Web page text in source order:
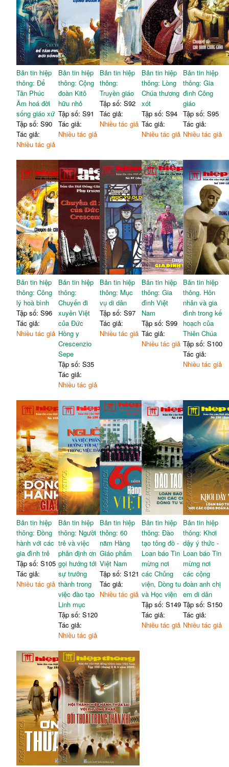
Bản tin hiệp
thông: Để
Tân Phúc
Âm hoá đời
sống giáo xứ
Tập số: S90
Tác giả:
Nhiều tác giả
Bản tin hiệp
thông: Cộng
đoàn Kitô
hữu nhỏ
Tập số: S91
Tác giả:
Nhiều tác giả
Bản tin hiệp
thông:
Truyền giáo
Tập số: S92
Tác giả:
Nhiều tác giả
Bản tin hiệp
thông: Lòng
Chúa thương
xót
Tập số: S94
Tác giả:
Nhiều tác giả
Bản tin hiệp
thông: Gia
đình Công
giáo
Tập số: S95
Tác giả:
Nhiều tác giả
Bản tin hiệp
thông: Công
lý hoà bình
Tập số: S96
Tác giả:
Nhiều tác giả
Bản tin hiệp
thông:
Chuyến đi
xuyên Việt
của Đức
Hồng y
Crescenzio
Sepe
Tập số: S35
Tác giả:
Nhiều tác giả
Bản tin hiệp
thông: Mục
vụ di dân
Tập số: S97
Tác giả:
Nhiều tác giả
Bản tin hiệp
thông: Gia
đình Việt
Nam
Tập số: S99
Tác giả:
Nhiều tác giả
Bản tin hiệp
thông. Hôn
nhân và gia
đình trong kế
hoạch của
Thiên Chúa
Tập số: S100
Tác giả:
Nhiều tác giả
Bản tin hiệp
thông: Đồng
hành với các
gia đình trẻ
Tập số: S105
Tác giả:
Nhiều tác giả
Bản tin hiệp
thông: Người
trẻ và việc
phân định ơn
gọi hướng tới
sự trưởng
thành trong
việc đào tạo
Linh mục
Tập số: S120
Tác giả:
Nhiều tác giả
Bản tin hiệp
thông: 60
năm Hàng
Giáo phẩm
Việt Nam
Tập số: S121
Tác giả:
Nhiều tác giả
Bản tin hiệp
thông: Đào
tạo tông đồ -
Loan báo Tin
mừng nơi
các Chủng
viện, Dòng tu
và Học viện
Tập số: S149
Tác giả:
Nhiều tác giả
Bản tin hiệp
thông: Khơi
dậy ý thức -
Loan báo Tin
mừng nơi
các cộng
đoàn anh chị
em di dân
Tập số: S150
Tác giả:
Nhiều tác giả